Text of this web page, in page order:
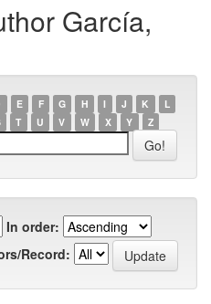
García,
E F G H I J K
L
T U V W X Y Z
In order:
Record: